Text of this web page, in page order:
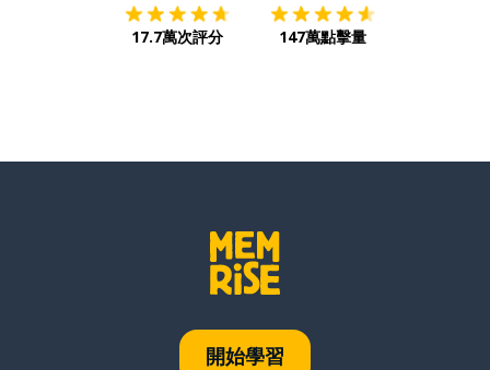
17.7萬次評分 147萬點擊量
開始學習